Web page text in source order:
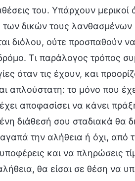
του. Υπάρχουν
δικών τους λανθασμένων
διόλου, ούτε προσπαθούν
Τι παράλογος τρόπος
όταν τις έχουν, και
απλούστατη: το μόνο που
αποφασίσει να κάνει
διάθεσή σου σταδιακά θα
την αλήθεια ή όχι, από
και να πληρώσεις
θα είσαι σε θέση να